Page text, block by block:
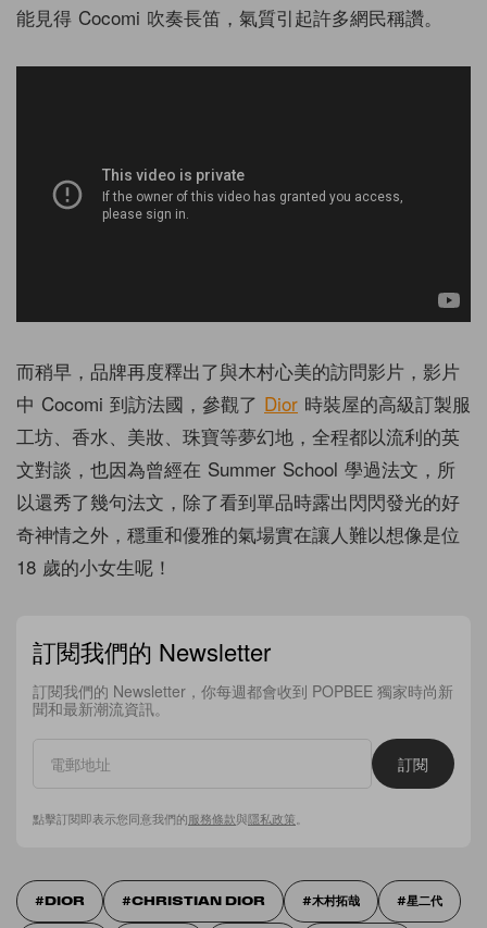
能見得 Cocomi 吹奏長笛，氣質引起許多網民稱讚。
而稍早，品牌再度釋出了與木村心美的訪問影片，影片
中 Cocomi 到訪法國，參觀了 Dior 時裝屋的高級訂製服
工坊、香水、美妝、珠寶等夢幻地，全程都以流利的英
文對談，也因為曾經在 Summer School 學過法文，所
以還秀了幾句法文，除了看到單品時露出閃閃發光的好
奇神情之外，穩重和優雅的氣場實在讓人難以想像是位
18 歲的小女生呢！
訂閱我們的 Newsletter
訂閱我們的 Newsletter，你每週都會收到 POPBEE 獨家時尚新
聞和最新潮流資訊。
訂閱
點擊訂閱即表示您同意我們的服務條款與隱私政策
DIOR CHRISTIAN DIOR 木村拓哉 星二代